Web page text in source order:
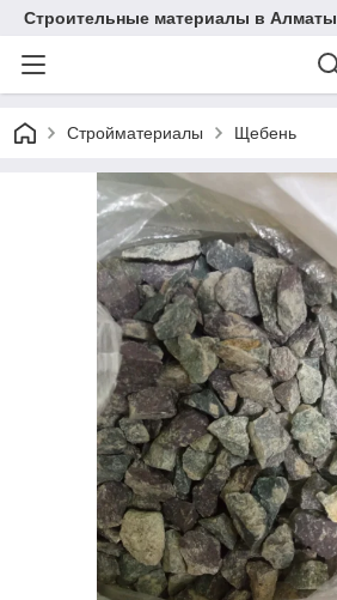
Строительные материалы в Алматы
Стройматериалы Щебень